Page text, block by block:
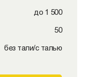
до 1 500
50
без тали/с талью